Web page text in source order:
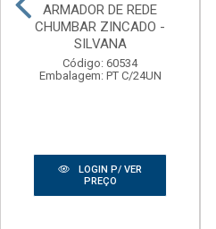
ARMADOR DE REDE
CHUMBAR ZINCADO -
SILVANA
Código: 60534
Embalagem: PT C/24UN
LOGIN P/ VER
PREÇO